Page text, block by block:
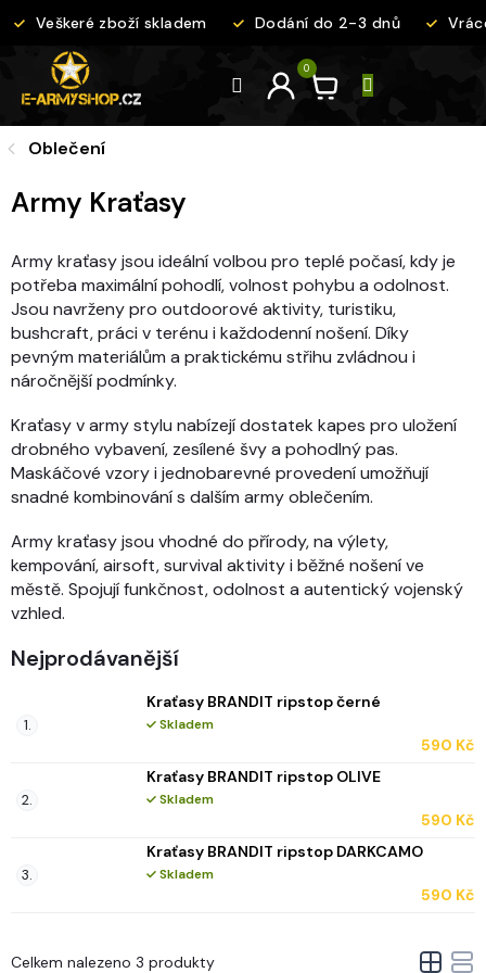
na
Veškeré zboží skladem Dodání do 2-3 dnů
Oblečení
Army Kraťasy
Army kraťasy jsou ideální volbou pro teplé počasí, kdy je
potřeba maximální pohodlí, volnost pohybu a odolnost.
Jsou navrženy pro outdoorové aktivity, turistiku,
bushcraft, práci v terénu i každodenní nošení. Díky
pevným materiálům a praktickému střihu zvládnou i
náročnější podmínky.
Kraťasy v army stylu nabízejí dostatek kapes pro uložení
drobného vybavení, zesílené švy a pohodlný pas.
Maskáčové vzory i jednobarevné provedení umožňují
snadné kombinování s dalším army oblečením.
Army kraťasy jsou vhodné do přírody, na výlety,
kempování, airsoft, survival aktivity i běžné nošení ve
městě. Spojují funkčnost, odolnost a autentický vojenský
vzhled.
Nejprodávanější
Kraťasy BRANDIT ripstop černé
Skladem
590 Kč
Kraťasy BRANDIT ripstop OLIVE
Skladem
590 Kč
Kraťasy BRANDIT ripstop DARKCAMO
Skladem
590 Kč
Celkem nalezeno 3 produkty
V